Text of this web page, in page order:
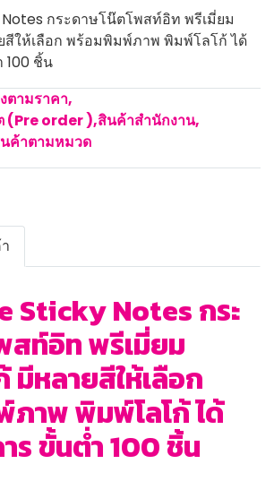
กระดาษโน๊ตโพสท์อิท พรีเมี่ยม
ให้เลือก พร้อมพิมพ์ภาพ พิมพ์โลโก้ ได้
100 ชิ้น
ตามราคา,
(Pre order ),สินค้าสำนักงาน,
ค้าตามหมวด
Sticky Notes กระ
สท์อิท พรีเมี่ยม
มีหลายสีให้เลือก
าพ พิมพ์โลโก้ ได้
ร ขั้นต่ำ 100 ชิ้น